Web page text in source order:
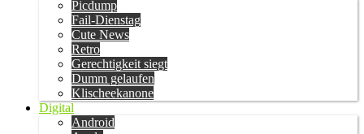
Picdump
Fail-Dienstag
Cute News
Retro
Gerechtigkeit siegt
Dumm gelaufen
Klischeekanone
Digital
Android